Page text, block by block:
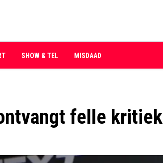
SHOW & TEL MISDAAD
felle kritiek